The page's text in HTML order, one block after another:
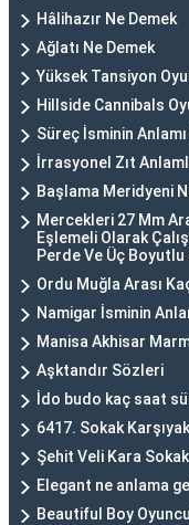
Hâlihazır Ne Demek
Ağlatı Ne Demek
Yüksek Tansiyon
Hillside Cannibals
Süreç İsminin
İrrasyonel Zıt
Başlama Meridyeni
Mercekleri 27 Mm
Eşlemeli Olarak
Perde Ve Üç Boyutlu
Ordu Muğla Arası
Namigar İsminin
Manisa Akhisar
Aşktandır Sözleri
İdo budo kaç saat
6417. Sokak
Şehit Veli Kara
Elegant ne anlama
Beautiful Boy